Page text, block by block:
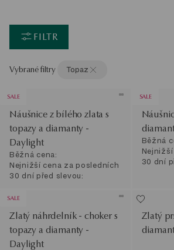
FILTR
Vybrané filtry Topaz
SALE
Náušnice z bílého zlata s
topazy a diamanty -
Daylight
Běžná cena:
Nejnižší cena za posledních
30 dní před slevou:
SALE
Běžná
30 dní
SALE
Zlatý náhrdelník - choker s
topazy a diamanty -
Daylight
Zlatý